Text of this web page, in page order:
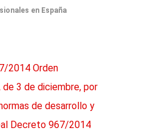
en España
2014 Orden
3 de diciembre, por
de desarrollo y
Decreto 967/2014